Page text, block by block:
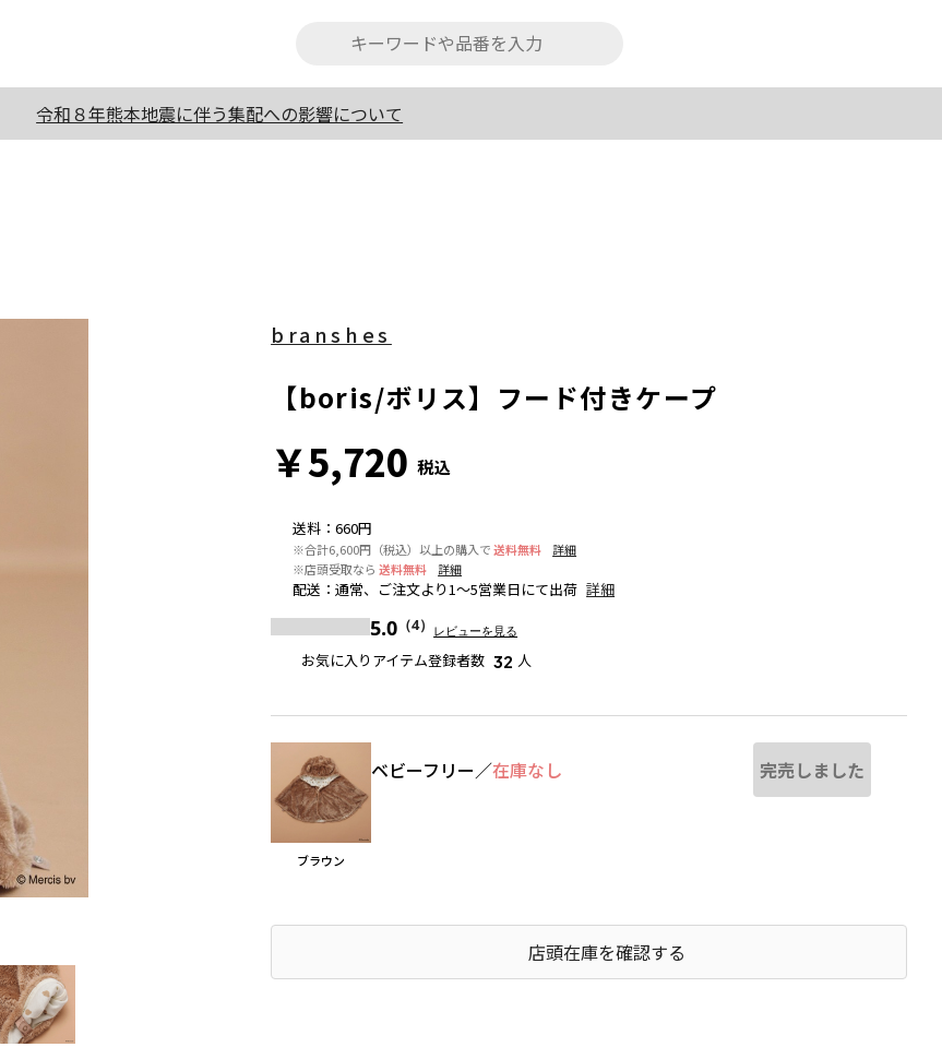
令和８年熊本地震に伴う集配への影響について
送料 ：660円
※合計6,600円（税込）以上の購入で送料無料
詳細
※店頭受取なら 送料無料 詳細
配送 ：通常、ご注文より1～5営業日にて出荷 詳細
5.0 （4） レビューを見る
お気に入りアイテム登録者数 32 人
branshes
【boris/ボリス】フード付きケープ
￥5,720 税込
ブラウン
ベビーフリー／在庫なし 完売しました
店頭在庫を確認する